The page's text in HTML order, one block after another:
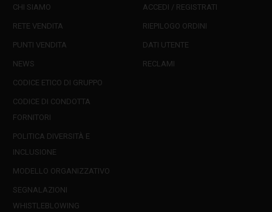
CHI SIAMO
RETE VENDITA
PUNTI VENDITA
NEWS
CODICE ETICO DI GRUPPO
CODICE DI CONDOTTA
FORNITORI
POLITICA DIVERSITÀ E
INCLUSIONE
MODELLO ORGANIZZATIVO
SEGNALAZIONI
WHISTLEBLOWING
ACCEDI / REGISTRATI
RIEPILOGO ORDINI
DATI UTENTE
RECLAMI